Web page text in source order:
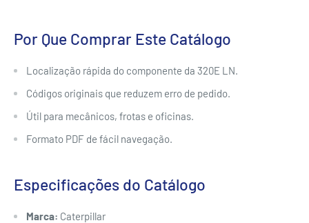
Por Que Comprar Este Catálogo
Localização rápida do componente da 320E LN.
Códigos originais que reduzem erro de pedido.
Útil para mecânicos, frotas e oficinas.
Formato PDF de fácil navegação.
Especificações do Catálogo
Marca: Caterpillar